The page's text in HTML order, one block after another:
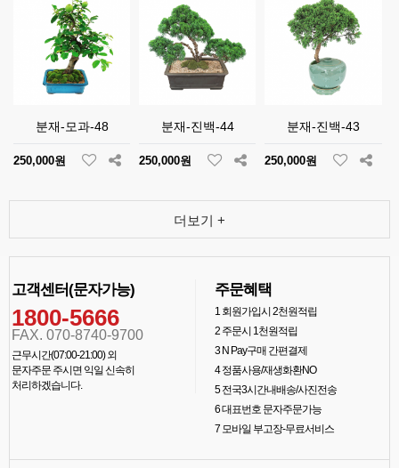
분재-모과-48
250,000원
분재-진백-44
250,000원
분재-진백-43
250,000원
더보기 +
고객센터(문자가능)
1800-5666
FAX. 070-8740-9700
근무시간(07:00-21:00) 외
문자주문 주시면 익일 신속히
처리하겠습니다.
주문혜택
1회원가입시 2천원적립
2주문시 1천원적립
3N Pay구매 간편결제
4정품사용/재생화환NO
5전국3시간내배송/사진전송
6대표번호 문자주문가능
7모바일 부고장-무료서비스